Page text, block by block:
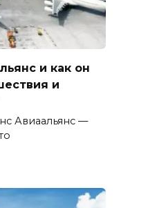
и как он
и
Авиаальянс —